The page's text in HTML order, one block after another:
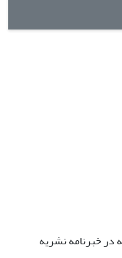
در خبرنامه نشریه